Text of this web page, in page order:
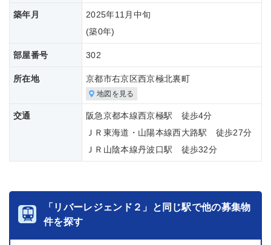
築年月
2025年11月中旬
(築0年)
部屋番号 302
所在地 京都市右京区西京極北裏町
地図を見る
交通
阪急京都本線西京極駅 徒歩4分
ＪＲ東海道・山陽本線西大路駅 徒歩27分
ＪＲ山陰本線丹波口駅 徒歩32分
「リバーレジェンド２」と同じ駅で他の募集物
件を探す